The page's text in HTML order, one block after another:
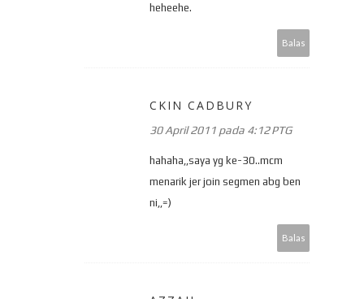
heheehe.
Balas
CKIN CADBURY
30 April 2011 pada 4:12 PTG
hahaha,,saya yg ke-30..mcm
menarik jer join segmen abg ben
ni,,=)
Balas